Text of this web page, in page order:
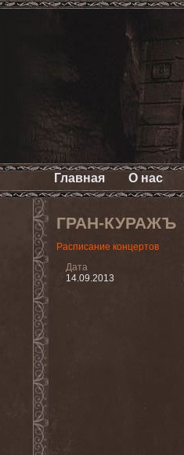
Главная О нас
ГРАН-КУРАЖЪ
Расписание концертов
Дата
14.09.2013